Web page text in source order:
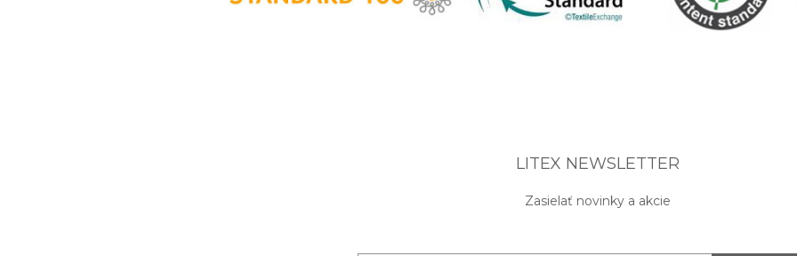
LITEX NEWSLETTER
Zasielať novinky a akcie